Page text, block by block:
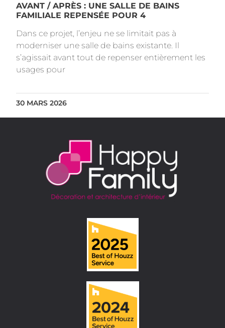
AVANT / APRÈS : UNE SALLE DE BAINS
FAMILIALE REPENSÉE POUR 4
Dans ce projet, l’enjeu ne se limitait pas à
moderniser une salle de bains existante. Il
s’agissait avant tout de repenser entièrement les
usages pour
30 MARS 2026